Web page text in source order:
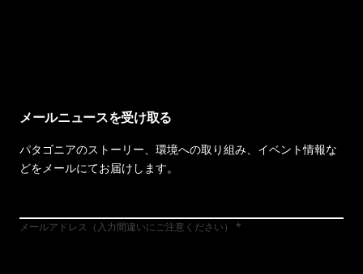
メールニュースを受け取る
パタゴニアのストーリー、環境への取り組み、イベント情報な
どをメールにてお届けします。
メールアドレス（入力間違いにご注意ください）